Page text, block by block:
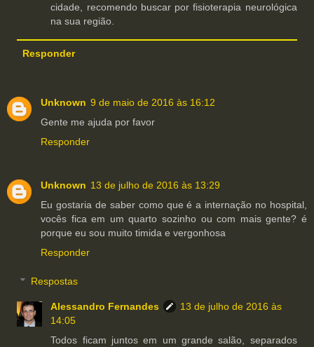
cidade, recomendo buscar por fisioterapia neurológica
na sua região.
Responder
Unknown 9 de maio de 2016 às 16:12
Gente me ajuda por favor
Responder
Unknown 13 de julho de 2016 às 13:29
Eu gostaria de saber como que é a internação no hospital,
vocês fica em um quarto sozinho ou com mais gente? é
porque eu sou muito timida e vergonhosa
Responder
Respostas
Alessandro Fernandes
13 de julho de 2016 às
14:05
Todos ficam juntos em um grande salão, separados